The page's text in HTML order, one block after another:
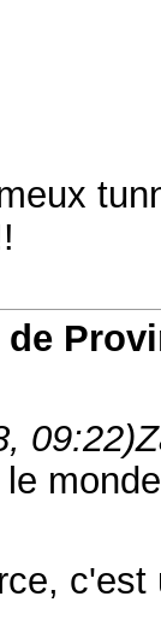
de
09:22)